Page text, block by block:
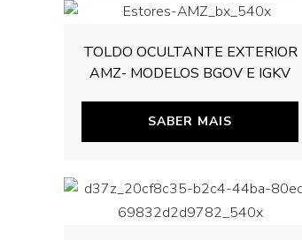
TOLDO OCULTANTE EXTERIOR
AMZ- MODELOS BGOV E IGKV
SABER MAIS